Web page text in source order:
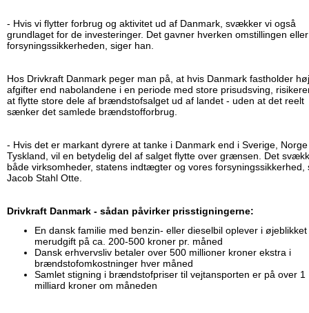
- Hvis vi flytter forbrug og aktivitet ud af Danmark, svækker vi også
grundlaget for de investeringer. Det gavner hverken omstillingen eller
forsyningssikkerheden, siger han.
Hos Drivkraft Danmark peger man på, at hvis Danmark fastholder
afgifter end nabolandene i en periode med store prisudsving,
at flytte store dele af brændstofsalget ud af landet - uden at det reelt
sænker det samlede brændstofforbrug.
- Hvis det er markant dyrere at tanke i Danmark end i Sverige,
Tyskland, vil en betydelig del af salget flytte over grænsen. Det
både virksomheder, statens indtægter og vores forsyningssikkerhed,
Jacob Stahl Otte.
Drivkraft Danmark - sådan påvirker prisstigningerne:
En dansk familie med benzin- eller dieselbil oplever i øjeblikket
merudgift på ca. 200-500 kroner pr. måned
Dansk erhvervsliv betaler over 500 millioner kroner ekstra i
brændstofomkostninger hver måned
Samlet stigning i brændstofpriser til vejtansporten er på over 1
milliard kroner om måneden